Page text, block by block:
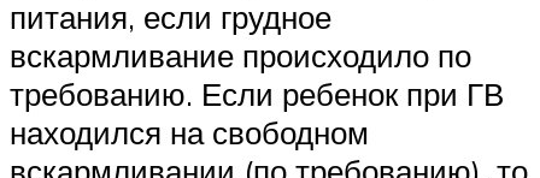
питания, если грудное
вскармливание происходило по
требованию. Если ребенок при ГВ
находился на свободном